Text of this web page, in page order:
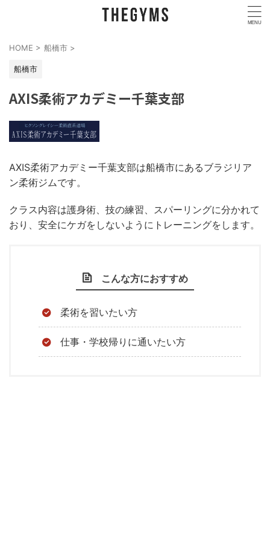
HOME > 船橋市 >
船橋市
AXIS柔術アカデミー千葉支部
AXIS柔術アカデミー千葉支部は船橋市にあるブラジリア
ン柔術ジムです。
クラス内容は護身術、技の練習、スパーリングに分かれて
おり、安全にケガをしないようにトレーニングをします。
こんな方におすすめ
柔術を習いたい方
仕事・学校帰りに通いたい方